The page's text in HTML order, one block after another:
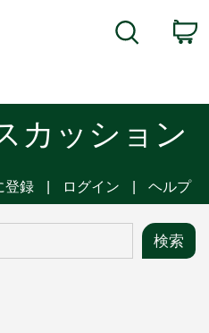
Search
カッション
登録 ログイン ヘルプ